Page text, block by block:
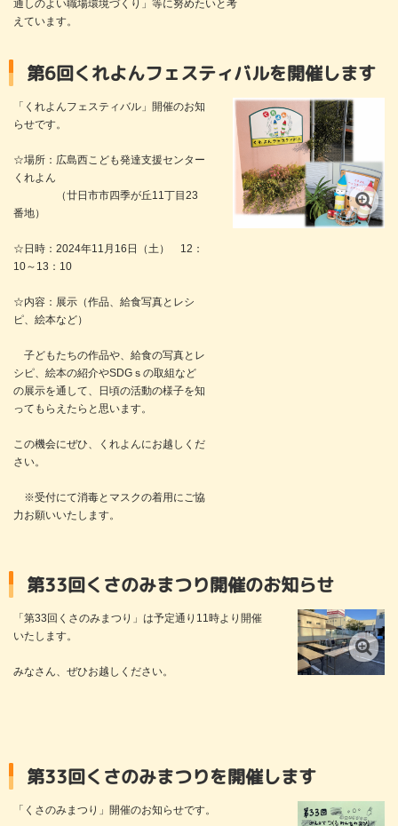
通しのよい職場環境づくり」等に努めたいと考
えています。
第6回くれよんフェスティバルを開催します
「くれよんフェスティバル」開催のお知
らせです。
☆場所：広島西こども発達支援センター
くれよん
（廿日市市四季が丘11丁目23
番地）
☆日時：2024年11月16日（土） 12：
10～13：10
☆内容：展示（作品、給食写真とレシ
ピ、絵本など）
子どもたちの作品や、給食の写真とレ
シピ、絵本の紹介やSDGｓの取組など
の展示を通して、日頃の活動の様子を知
ってもらえたらと思います。
この機会にぜひ、くれよんにお越しくだ
さい。
※受付にて消毒とマスクの着用にご協
力お願いいたします。
第33回くさのみまつり開催のお知らせ
「第33回くさのみまつり」は予定通り11時より開催
いたします。
みなさん、ぜひお越しください。
第33回くさのみまつりを開催します
「くさのみまつり」開催のお知らせです。